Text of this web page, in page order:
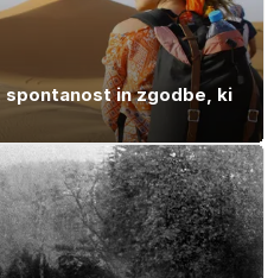
spontanost in zgodbe, ki